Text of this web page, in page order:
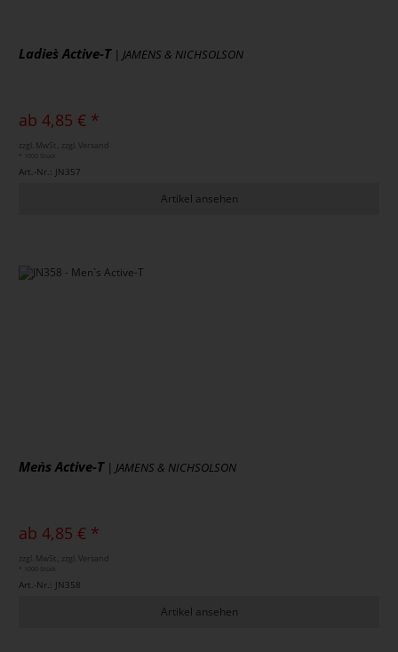
Ladies` Active-T| JAMENS & NICHSOLSON
ab 4,85 € *
zzgl. MwSt., zzgl. Versand
Art.-Nr.: JN357
Artikel ansehen
Men`s Active-T| JAMENS & NICHSOLSON
ab 4,85 € *
zzgl. MwSt., zzgl. Versand
Art.-Nr.: JN358
Artikel ansehen